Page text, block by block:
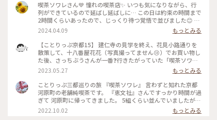
喫茶ソワレさん💙 憧れの喫茶店✨ いつも気になりながら、行
列ができているので延ばし延ばしに… この日は約束の時間まで
2時間くらいあったので、じっくり待つ覚悟で並びました😊 待
つ間も皆さんの投稿で拝見していた青の世界を想像し、ワクワ
ク💓 結局1時間ほど待ち、店内へ。 1番奥の、部屋が見渡せる
席に着きました。 深く青く、まるで別世界に入ったようです
💙 ぶどうの透かし彫りやライトもクラシックでキレイ✨ 頼ん
だのはご存じゼリーポンチ🌈✨ キレイ～✨ 優しいランプの明か
りにかざすとキラキラします✨ ゼリーの懐かしい感じや優しい
炭酸もいい！ 中の氷がゼリーと同じサイズで、ゼリーだと思
って口に入れてびっくりしてしまいました💦 あっという間に
食べ終わってしまいました😣 まだこの雰囲気の中にいたくて
コーヒーでも頼みたい…と思いましたが、きっと外には長い行
列ができているでしょうからお店を後にしました。 またこの
特別な空間に会いに行きたいです💙 #電車旅 #喫茶ソワレ #喫
2024.04.09
もっとみる
【ことりっぷ京都15】 建仁寺の見学を終え、花見小路通りを
散策して、十八番屋花花（写真撮ってません😢）でお買い物し
た後、さっちぶうさんが一番❓行きたがっていた「喫茶ソワ
レ」さんに向かいました😊 人気のお店なので長蛇の列ができ
ていると覚悟して行ったのですが、運良く２組しか待っていま
せんでした😄 15分くらいで案内され、２階の窓側の席へ。若
いグループばっかり😱 あ、でも、男性だけで来ているグルー
プも😊 私はヨーグルトポンチ、さっちぶうさんはゼリーポン
チフロートを注文しました。 店内の雰囲気は、暗めの照明で
したが、落ち着いていて良い雰囲気でした。 美味しくいただ
2023.05.27
もっとみる
ことりっぷ三都巡りの旅 『喫茶ソワレ』 言わずと知れた京都
河原町の老舗純喫茶です。 『恵文社』さんですっかり時間が過
ぎて 河原町に帰ってきました。 5組くらい並んでいましたが、
次々と呼ばれて すんなりと入店できました。 昔ながらのお店
を守っておられ、 狭い店内ですが、運良く2階の窓辺の 小さな
2022.10.02 もっとみる